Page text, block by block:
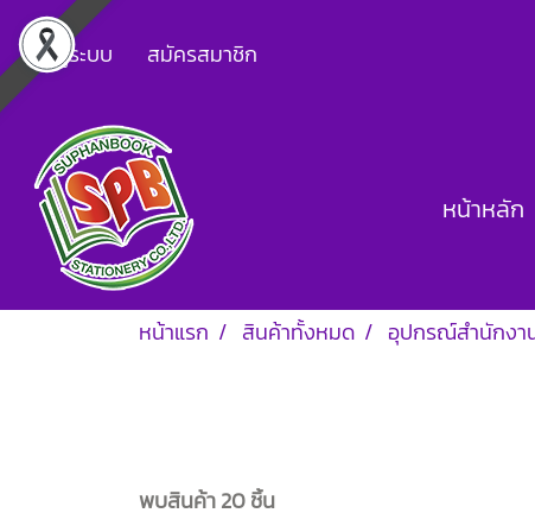
เข้าสู่ระบบ สมัครสมาชิก
หน้าหลัก
หน้าแรก สินค้าทั้งหมด อุปกรณ์สำนักงา
พบสินค้า 20 ชิ้น